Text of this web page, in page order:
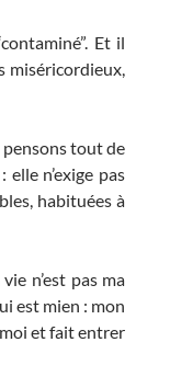
Et il
miséricordieux,
pensons tout de
n’exige pas
habituées à
n’est pas ma
est mien : mon
et fait entrer